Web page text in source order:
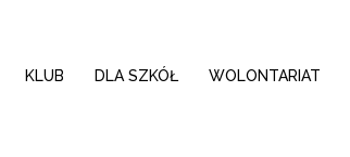
KLUB DLA SZKÓŁ WOLONTARIAT